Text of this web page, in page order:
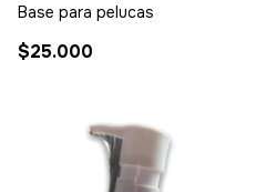
Base para pelucas
$25.000